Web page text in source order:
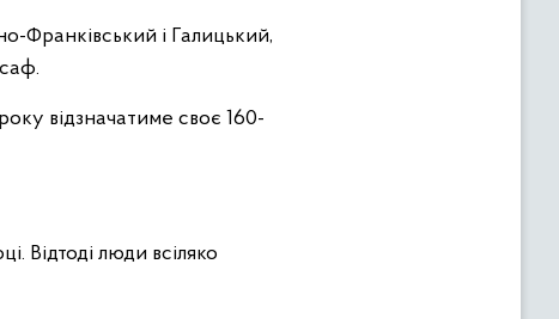
відзначатиме своє 160-
Відтоді люди всіляко